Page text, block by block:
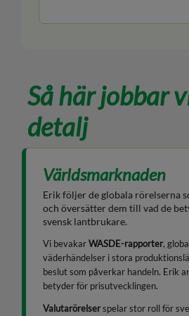
Så här jobbar
detalj
Världsmarknaden
Erik följer de globala rörelserna
och översätter dem till vad de
svensk lantbrukare.
Vi bevakarWASDE-rapporter,
väderhändelser i stora
beslut som påverkar handeln. Erik
betyder för prisutvecklingen.
Valutarörelserspelar stor roll för